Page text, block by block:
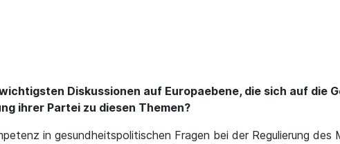
Diskussionen auf Europaebene, die sich auf die
ihrer Partei zu diesen Themen?
in gesundheitspolitischen Fragen bei der Regulierung